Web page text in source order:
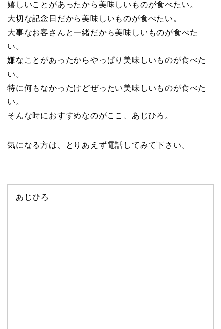
嬉しいことがあったから美味しいものが食べたい。
大切な記念日だから美味しいものが食べたい。
大事なお客さんと一緒だから美味しいものが食べた
い。
嫌なことがあったからやっぱり美味しいものが食べた
い。
特に何もなかったけどぜったい美味しいものが食べた
い。
そんな時におすすめなのがここ、あじひろ。
気になる方は、とりあえず電話してみて下さい。
あじひろ